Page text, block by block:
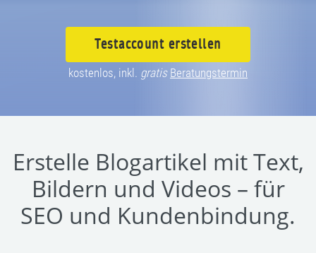
Testaccount erstellen
kostenlos, inkl. gratis Beratungstermin
Erstelle Blogartikel mit Text,
Bildern und Videos – für
SEO und Kundenbindung.